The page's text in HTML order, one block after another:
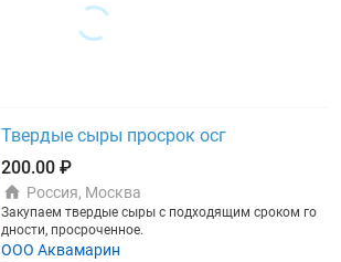
Твердые сыры просрок осг
200.00 ₽
Россия, Москва
Закупаем твердые сыры с подходящим сроком го
дности, просроченное.
ООО Аквамарин